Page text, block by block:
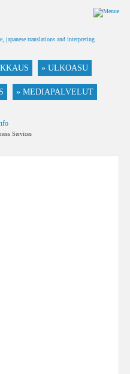
» ULKOASU
» MEDIAPALVELUT
Services